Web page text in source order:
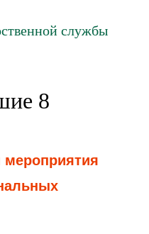
службы
8